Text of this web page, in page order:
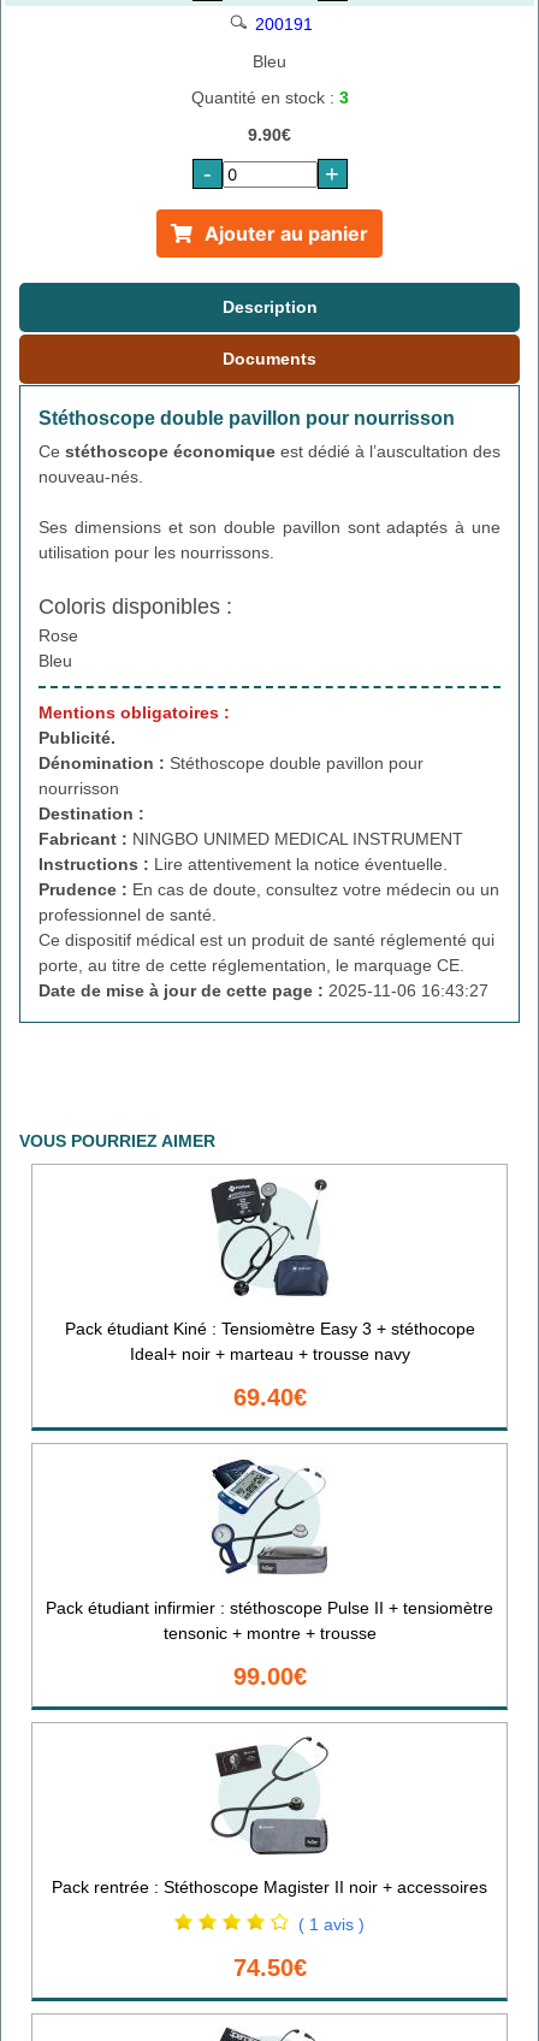
200191
Bleu
Quantité en stock : 3
9.90€
- +
Ajouter au panier
Description
Documents
Stéthoscope double pavillon pour nourrisson
Ce stéthoscope économique est dédié à l’auscultation des
nouveau-nés.
Ses dimensions et son double pavillon sont adaptés à une
utilisation pour les nourrissons.
Coloris disponibles :
Rose
Bleu
Mentions obligatoires :
Publicité.
Dénomination : Stéthoscope double pavillon pour
nourrisson
Destination :
Fabricant : NINGBO UNIMED MEDICAL INSTRUMENT
Instructions : Lire attentivement la notice éventuelle.
Prudence : En cas de doute, consultez votre médecin ou un
professionnel de santé.
Ce dispositif médical est un produit de santé réglementé qui
porte, au titre de cette réglementation, le marquage CE.
Date de mise à jour de cette page : 2025-11-06 16:43:27
VOUS POURRIEZ AIMER
Pack étudiant Kiné : Tensiomètre Easy 3 + stéthocope
Ideal+ noir + marteau + trousse navy
69.40€
Pack étudiant infirmier : stéthoscope Pulse II + tensiomètre
tensonic + montre + trousse
99.00€
Pack rentrée : Stéthoscope Magister II noir + accessoires
( 1 avis )
74.50€